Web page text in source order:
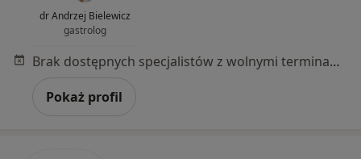
dr Andrzej Bielewicz
gastrolog
Brak dostępnych specjalistów z wolnymi terminami w tym centrum medycznym.
Pokaż profil